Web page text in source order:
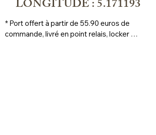
LONGITUDE : 5.171193
* Port offert à partir de 55.90 euros de
commande, livré en point relais, locker